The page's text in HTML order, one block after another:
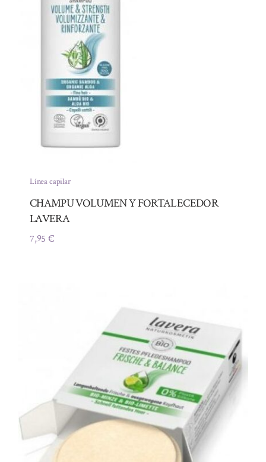
Línea capilar
CHAMPU VOLUMEN Y FORTALECEDOR
LAVERA
7,95€